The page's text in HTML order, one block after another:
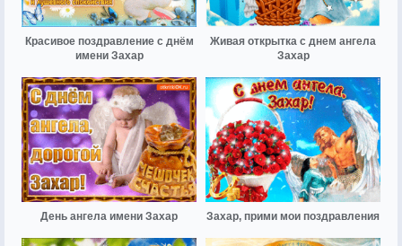
Красивое поздравление с днём
имени Захар
Живая открытка с днем ангела
Захар
День ангела имени Захар Захар, прими мои поздравления